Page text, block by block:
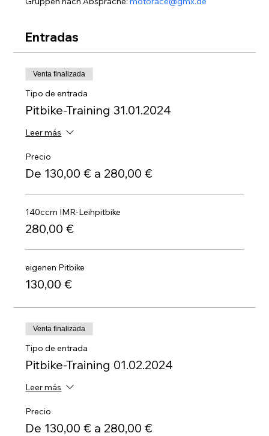
Entradas
Venta finalizada
Tipo de entrada
Pitbike-Training 31.01.2024
Leer más
Precio
De 130,00 € a 280,00 €
140ccm IMR-Leihpitbike
280,00 €
eigenen Pitbike
130,00 €
Venta finalizada
Tipo de entrada
Pitbike-Training 01.02.2024
Leer más
Precio
De 130,00 € a 280,00 €